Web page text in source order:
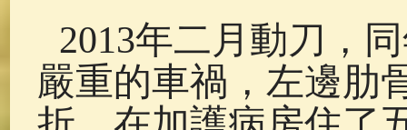
2013年二月動刀，
嚴重的車禍，左邊肋